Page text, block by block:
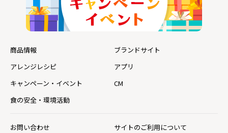
商品情報
ブランドサイト
アレンジレシピ
アプリ
キャンペーン・イベント
CM
食の安全・環境活動
お問い合わせ
サイトのご利用について